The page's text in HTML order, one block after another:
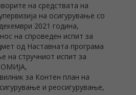
на средствата на
на осигурување со
2021 година,
на спроведен испит за
од Наставната програма
на стручниот испит за
за Контен план на
и реосигурување,